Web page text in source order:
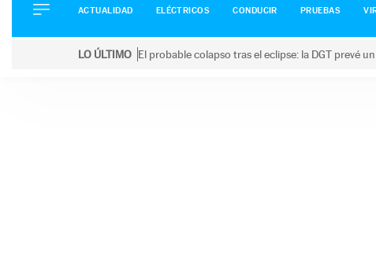
CONDUCIR
ACTUALIDAD ELÉCTRICOS CONDUCIR PRUEBAS
LO ÚLTIMO El probable colapso tras el eclipse: la DGT prevé